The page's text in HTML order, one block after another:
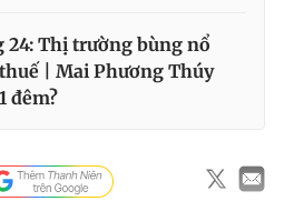
24: Thị trường bùng nổ
| Mai Phương Thúy
đêm?